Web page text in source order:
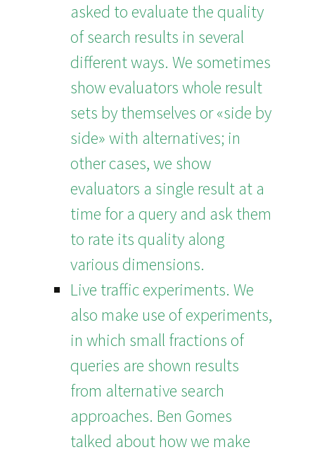
asked to evaluate the quality
of search results in several
different ways. We sometimes
show evaluators whole result
sets by themselves or «side by
side» with alternatives; in
other cases, we show
evaluators a single result at a
time for a query and ask them
to rate its quality along
various dimensions.
Live traffic experiments. We
also make use of experiments,
in which small fractions of
queries are shown results
from alternative search
approaches. Ben Gomes
talked about how we make